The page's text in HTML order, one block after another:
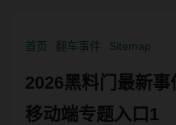
首页 翻车事件 Sitemap
2026黑料门最新
移动端专题入口1